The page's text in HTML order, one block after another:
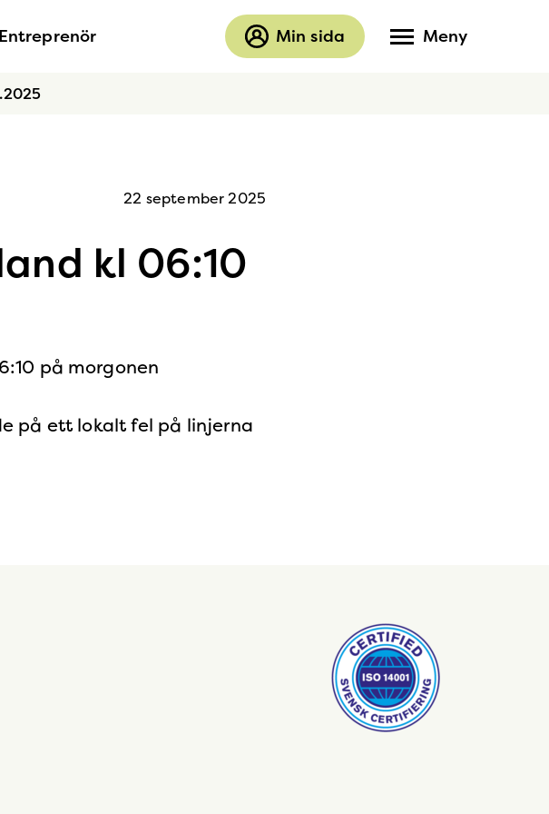
Entreprenör Min sida Meny
22 september 2025
kl 06:10
på morgonen
på ett lokalt fel på linjerna